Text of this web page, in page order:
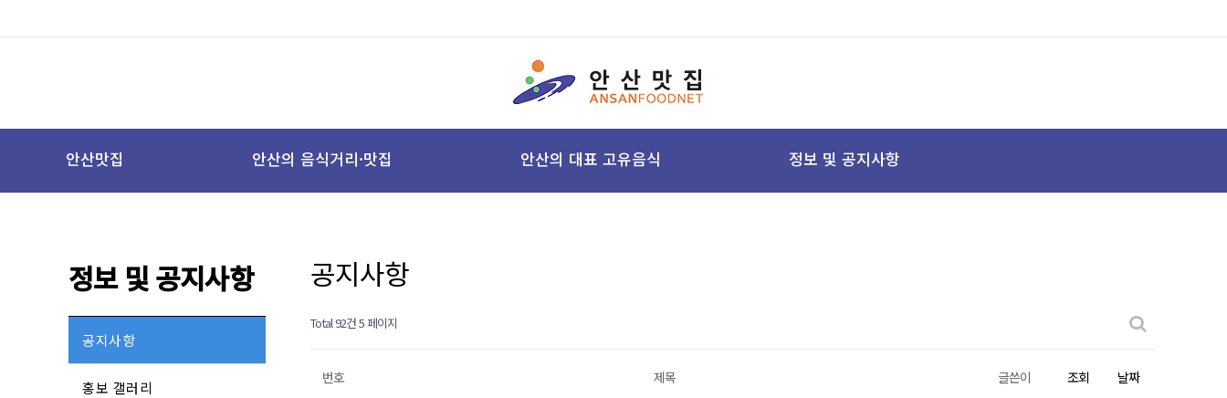
안산맛집 안산의 음식거리·맛집 안산의 대표 고유음식 정보 및 공지사항
정보 및 공지사항
공지사항
홍보 갤러리
공지사항
Total 92건5 페이지
번호 제목 글쓴이 조회 날짜